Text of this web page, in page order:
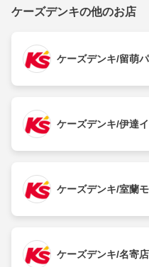
ケーズデンキの他のお店
ケーズデンキ/留萌
ケーズデンキ/伊達
ケーズデンキ/室蘭
ケーズデンキ/名寄店